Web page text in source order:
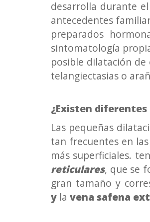
desarrolla durante
antecedentes
preparados
sintomatología
posible dilatación de
telangiectasias o
¿Existen
Las pequeñas
tan frecuentes en
más superficiales.
reticulares, que se
gran tamaño y
y la vena safena